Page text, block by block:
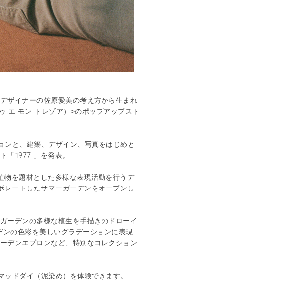
ザイナーの佐原愛美の考え方から生まれ
エ モン トレゾア）>のポップアップスト
と、建築、デザイン、写真をはじめと
「1977-」を発表。
物を題材とした多様な表現活動を行うデ
ートしたサマーガーデンをオープンし
ーデンの多様な植生を手描きのドローイ
の色彩を美しいグラデーションに表現
デンエプロンなど、特別なコレクション
ドダイ（泥染め）を体験できます。